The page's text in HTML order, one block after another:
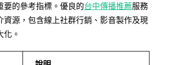
的參考指標。優良的台中傳播推薦服務
源，包含線上社群行銷、影音製作及現
。